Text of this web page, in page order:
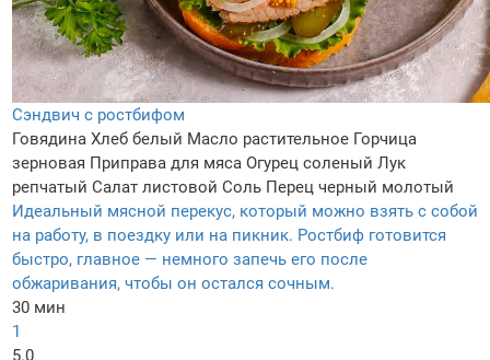
Сэндвич с ростбифом
Говядина Хлеб белый Масло растительное Горчица
зерновая Приправа для мяса Огурец соленый Лук
репчатый Салат листовой Соль Перец черный молотый
Идеальный мясной перекус, который можно взять с собой
на работу, в поездку или на пикник. Ростбиф готовится
быстро, главное — немного запечь его после
обжаривания, чтобы он остался сочным.
30 мин
1